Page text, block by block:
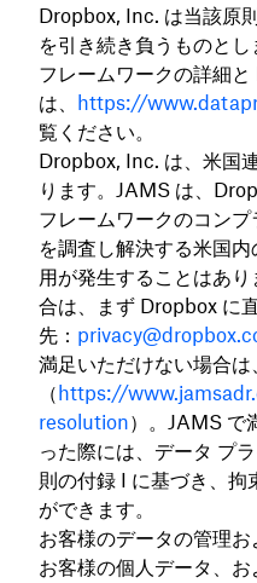
Dropbox, Inc. は当該原
を引き続き負うものと
フレームワークの詳細
は、
https://
覧ください。
Dropbox, Inc. は、米国
ります。JAMS は、
フレームワークのコン
を調査し解決する米国
用が発生することはあ
合は、まず Dropbox に
先：
満足いただけない場合
（ https://
resolution）。JAMS で
った際には、データ プ
則の付録 I に基づき、拘
ができます。
お客様のデータの管理お
お客様の個人データ、